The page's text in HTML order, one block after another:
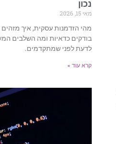
נכון
מאי 15, 2026
מהי הזדמנות עסקית, איך
בודקים כדאיות ומה השלבים
לדעת לפני שמתקדמים.
קרא עוד »